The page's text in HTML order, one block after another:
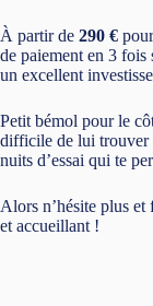
À partir de 290 €
de paiement en 3 fois
un excellent
Petit bémol pour le
difficile de lui trouver
nuits d’essai qui te
Alors n’hésite plus et
et accueillant !